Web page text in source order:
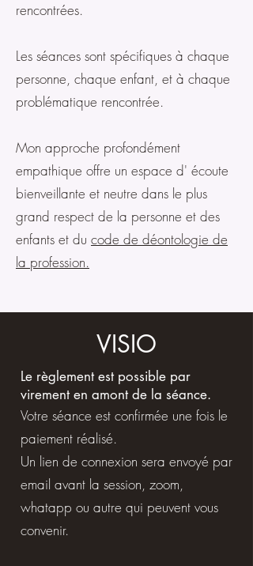
rencontrées.
Les séances sont spécifiques à chaque
personne, chaque enfant, et à chaque
problématique rencontrée.
Mon approche profondément
empathique offre un espace d' écoute
bienveillante et neutre dans le plus
grand respect de la personne et des
enfants et du code de déontologie de
la profession.
VISIO
Le règlement est possible par
virement en amont de la séance.
Votre séance est confirmée une fois le
paiement réalisé.
Un lien de connexion sera envoyé par
email avant la session, zoom,
whatapp ou autre qui peuvent vous
convenir.